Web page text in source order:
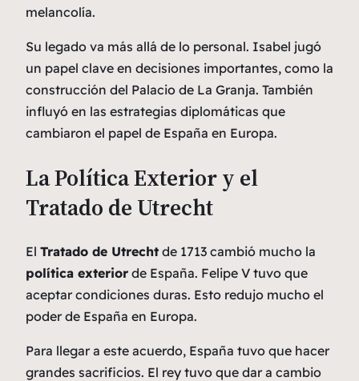
melancolía.
Su legado va más allá de lo personal. Isabel jugó
un papel clave en decisiones importantes, como la
construcción del Palacio de La Granja. También
influyó en las estrategias diplomáticas que
cambiaron el papel de España en Europa.
La Política Exterior y el
Tratado de Utrecht
El Tratado de Utrecht de 1713 cambió mucho la
política exterior de España. Felipe V tuvo que
aceptar condiciones duras. Esto redujo mucho el
poder de España en Europa.
Para llegar a este acuerdo, España tuvo que hacer
grandes sacrificios. El rey tuvo que dar a cambio